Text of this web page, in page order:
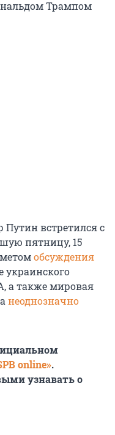
Трампом
Путин встретился с
пятницу, 15
обсуждения
украинского
а также мировая
неоднозначно
online».
узнавать о